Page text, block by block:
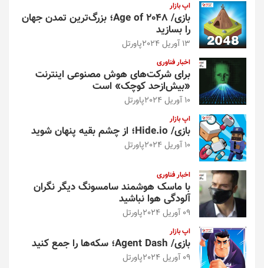
اپ بازار
بازی/ Age of 2048؛ بزرگ‌ترین تمدن جهان
را بسازید
13 آوریل 2024 پاورتل
اخبار فناوری
برای شرکت‌های هوش مصنوعی اینترنت
«بیش‌از‌حد کوچک» است
10 آوریل 2024 پاورتل
اپ بازار
بازی/ Hide.io؛ از چشم بقیه پنهان شوید
10 آوریل 2024 پاورتل
اخبار فناوری
با ماسک هوشمند سامسونگ دیگر نگران
آلودگی هوا نباشید
09 آوریل 2024 پاورتل
اپ بازار
بازی/ Agent Dash؛ سکه‌ها را جمع کنید
09 آوریل 2024 پاورتل